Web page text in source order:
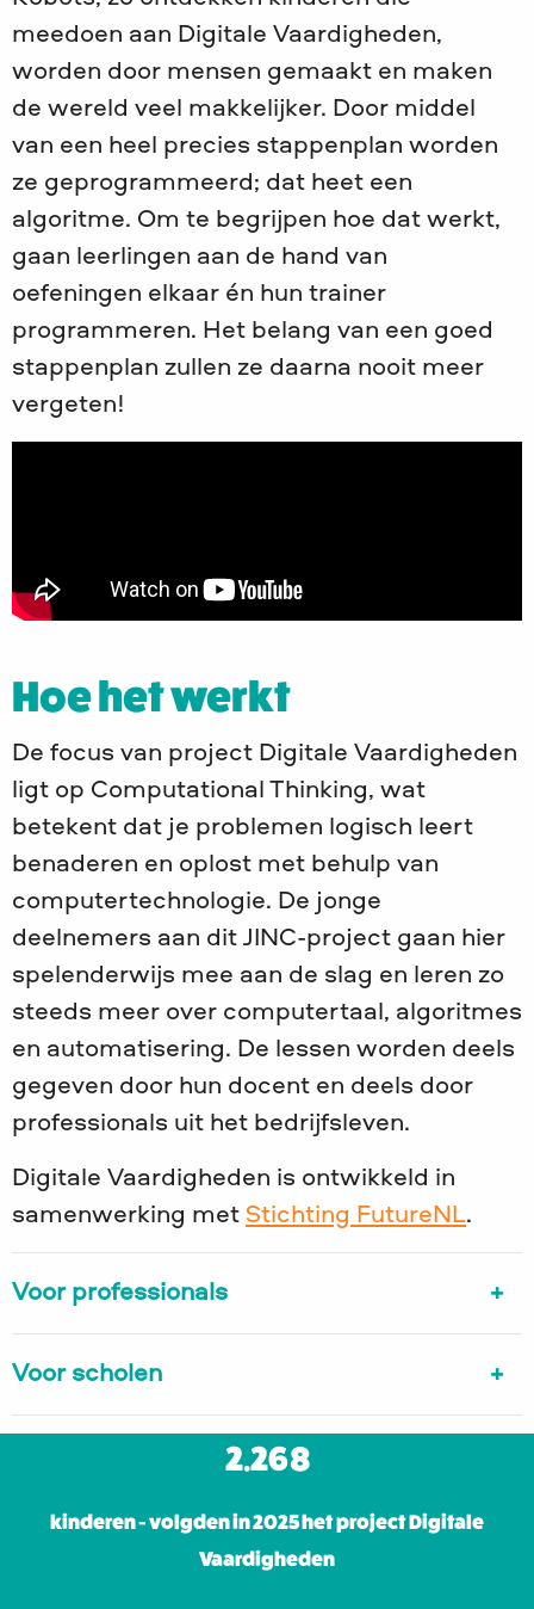
meedoen aan Digitale Vaardigheden,
worden door mensen gemaakt en maken
de wereld veel makkelijker. Door middel
van een heel precies stappenplan worden
ze geprogrammeerd; dat heet een
algoritme. Om te begrijpen hoe dat werkt,
gaan leerlingen aan de hand van
oefeningen elkaar én hun trainer
programmeren. Het belang van een goed
stappenplan zullen ze daarna nooit meer
vergeten!
Hoe het werkt
De focus van project Digitale Vaardigheden
ligt op Computational Thinking, wat
betekent dat je problemen logisch leert
benaderen en oplost met behulp van
computertechnologie. De jonge
deelnemers aan dit JINC-project gaan hier
spelenderwijs mee aan de slag en leren zo
steeds meer over computertaal, algoritmes
en automatisering. De lessen worden deels
gegeven door hun docent en deels door
professionals uit het bedrijfsleven.
Digitale Vaardigheden is ontwikkeld in
samenwerking met Stichting FutureNL.
Voor professionals
Voor scholen
2.268
kinderen - volgden in 2025 het project Digitale
Vaardigheden